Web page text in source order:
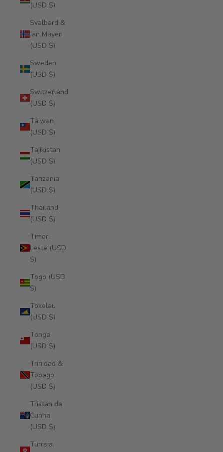
(USD $)
Svalbard &
Jan Mayen
(USD $)
Sweden
(USD $)
Switzerland
(USD $)
Taiwan
(USD $)
Tajikistan
(USD $)
Tanzania
(USD $)
Thailand
(USD $)
Timor-
Leste (USD
$)
Togo (USD
$)
Tokelau
(USD $)
Tonga
(USD $)
Trinidad &
Tobago
(USD $)
Tristan da
Cunha
(USD $)
Tunisia